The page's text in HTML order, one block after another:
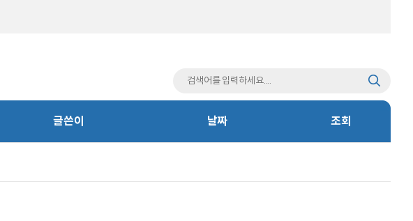
글쓴이 날짜 조회